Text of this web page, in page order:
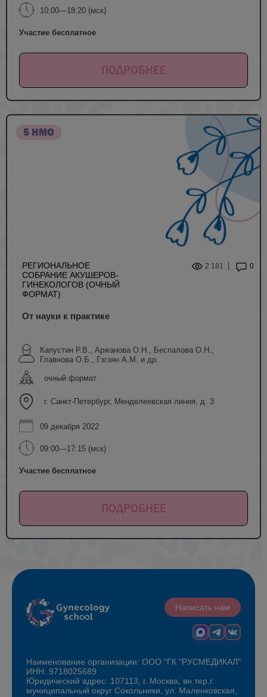
10:00—18:20 (мск)
Участие бесплатное
ПОДРОБНЕЕ
5 НМО
РЕГИОНАЛЬНОЕ
СОБРАНИЕ АКУШЕРОВ-
ГИНЕКОЛОГОВ (ОЧНЫЙ
ФОРМАТ)
2 181 0
От науки к практике
Капустин Р.В., Аржанова О.Н., Беспалова О.Н.,
Главнова О.Б., Гзгзян А.М. и др.
очный формат
г. Санкт-Петербург, Менделеевская линия, д. 3
09 декабря 2022
09:00—17:15 (мск)
Участие бесплатное
ПОДРОБНЕЕ
Написать нам
Наименование организации: ООО "ГК "РУСМЕДИКАЛ"
ИНН: 9718025689
Юридический адрес: 107113, г. Москва, вн.тер.г.
муниципальный округ Сокольники, ул. Маленковская,